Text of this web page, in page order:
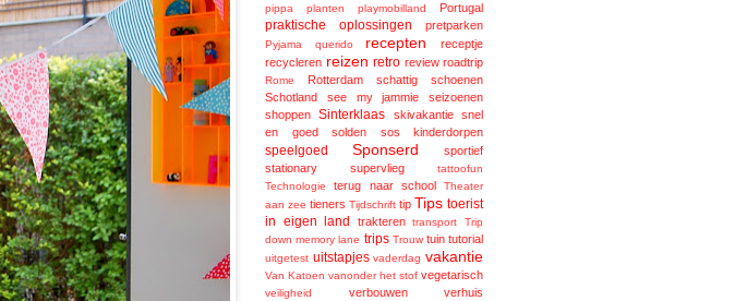
pippa
planten playmobilland Portugal
praktische oplossingen pretparken
Pyjama querido recepten
receptje
recycleren reizen retro review roadtrip
Rome Rotterdam schattig
schoenen
Schotland
see my jammie
seizoenen
shoppen
Sinterklaas skivakantie
snel
en goed
solden sos kinderdorpen
speelgoed Sponserd
sportief
stationary
supervlieg
tattoofun
Technologie
terug naar school
Theater
aan zee tieners Tijdschrift tip Tips toerist
in eigen land
trakteren transport
Trip
down memory lane trips Trouw tuin tutorial
uitgetest uitstapjes vaderdag vakantie
Van Katoen vanonder het stof vegetarisch
veiligheid verbouwen verhuis